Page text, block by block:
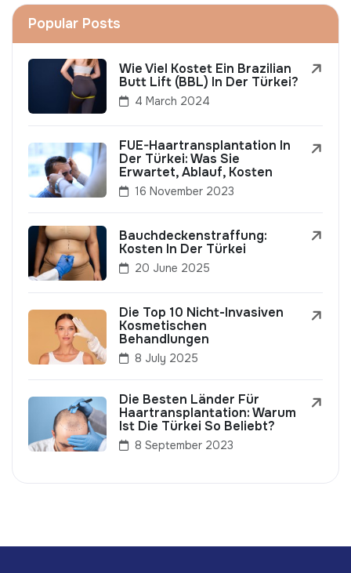
Popular Posts
Wie Viel Kostet Ein Brazilian
Butt Lift (BBL) In Der Türkei?
4 March 2024
FUE-Haartransplantation In
Der Türkei: Was Sie
Erwartet, Ablauf, Kosten
16 November 2023
Bauchdeckenstraffung:
Kosten In Der Türkei
20 June 2025
Die Top 10 Nicht-Invasiven
Kosmetischen
Behandlungen
8 July 2025
Die Besten Länder Für
Haartransplantation: Warum
Ist Die Türkei So Beliebt?
8 September 2023